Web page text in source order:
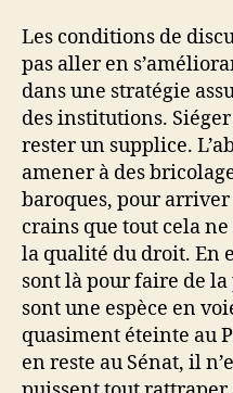
Les conditions de
pas aller en
dans une stratégie
des institutions.
rester un supplice.
amener à des
baroques, pour arriver
crains que tout cela
la qualité du droit. En
sont là pour faire de
sont une espèce en
quasiment éteinte au
en reste au Sénat, il